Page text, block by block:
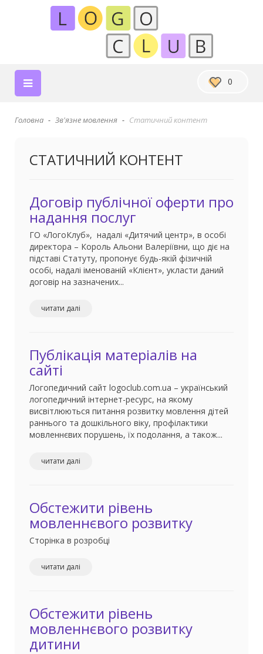
0
Головна Зв'язне мовлення Статичний контент
СТАТИЧНИЙ КОНТЕНТ
Договір публічної оферти про
надання послуг
ГО «ЛогоКлуб», надалі «Дитячий центр», в особі
директора – Король Альони Валеріївни, що діє на
підставі Статуту, пропонує будь-якій фізичній
особі, надалі іменованій «Клієнт», укласти даний
договір на зазначених...
читати далі
Публікація матеріалів на
сайті
Логопедичний сайт logoclub.com.ua – український
логопедичний інтернет-ресурс, на якому
висвітлюються питання розвитку мовлення дітей
раннього та дошкільного віку, профілактики
мовленнєвих порушень, їх подолання, а також...
читати далі
Обстежити рівень
мовленнєвого розвитку
Сторінка в розробці
читати далі
Обстежити рівень
мовленнєвого розвитку
дитини